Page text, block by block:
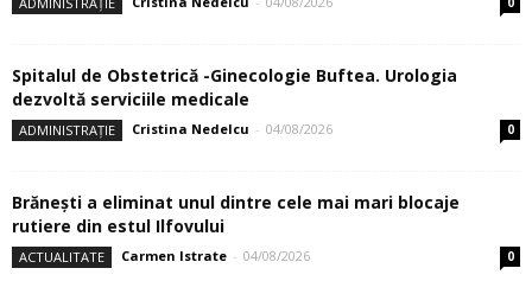
Spitalul de Obstetrică -Ginecologie Buftea. Urologia
dezvoltă serviciile medicale
ADMINISTRAȚIE Cristina Nedelcu - 04/08/2026 0
Brănești a eliminat unul dintre cele mai mari blocaje
rutiere din estul Ilfovului
ACTUALITATE Carmen Istrate - 04/08/2026 0